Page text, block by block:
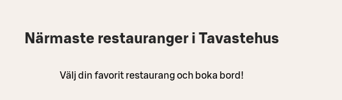
Närmaste restauranger i Tavastehus
Välj din favorit restaurang och boka bord!